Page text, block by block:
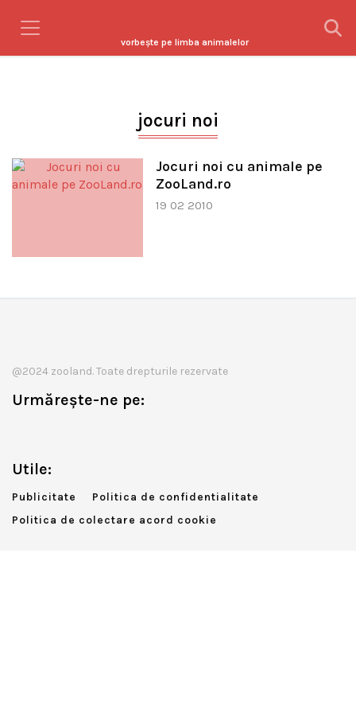
vorbeşte pe limba animalelor
jocuri noi
Jocuri noi cu animale pe
ZooLand.ro
19 02 2010
@2024 zooland. Toate drepturile rezervate
Urmărește-ne pe:
Utile:
Publicitate
Politica de confidentialitate
Politica de colectare acord cookie